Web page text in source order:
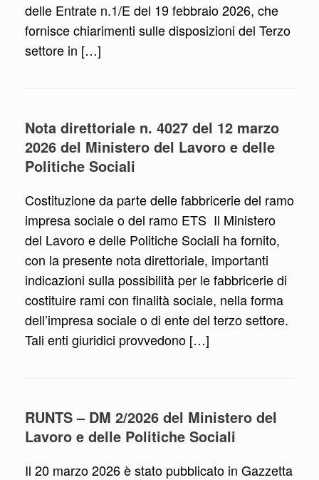
delle Entrate n.1/E del 19 febbraio 2026, che
fornisce chiarimenti sulle disposizioni del Terzo
settore in […]
Nota direttoriale n. 4027 del 12 marzo
2026 del Ministero del Lavoro e delle
Politiche Sociali
Costituzione da parte delle fabbricerie del ramo
impresa sociale o del ramo ETS Il Ministero
del Lavoro e delle Politiche Sociali ha fornito,
con la presente nota direttoriale, importanti
indicazioni sulla possibilità per le fabbricerie di
costituire rami con finalità sociale, nella forma
dell’impresa sociale o di ente del terzo settore.
Tali enti giuridici provvedono […]
RUNTS – DM 2/2026 del Ministero del
Lavoro e delle Politiche Sociali
Il 20 marzo 2026 è stato pubblicato in Gazzetta